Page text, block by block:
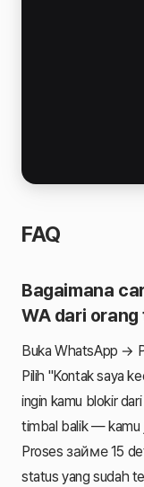
FAQ
Bagaimana
WA dari
Buka WhatsApp →
Pilih "Kontak saya
ingin kamu blokir
timbal balik — kamu
Proses займе 15
status yang sudah